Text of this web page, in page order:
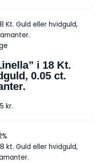
i 18 Kt.
0.05 ct.
kr.